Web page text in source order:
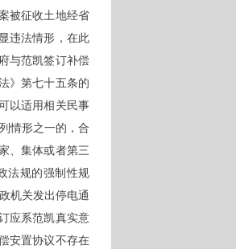
被征收土地经省
违法情形，在此
与范凯签订补偿
》第七十五条的
以适用相关民事
情形之一的，合
、集体或者第三
法规的强制性规
机关发出停电通
应系范凯真实意
安置协议不存在